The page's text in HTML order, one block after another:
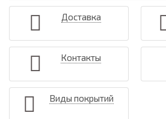
Доставка
Контакты
Виды покрытий